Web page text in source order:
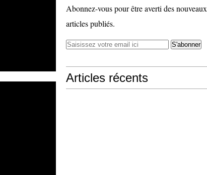
Abonnez-vous pour être averti des nouveaux
articles publiés.
Articles récents